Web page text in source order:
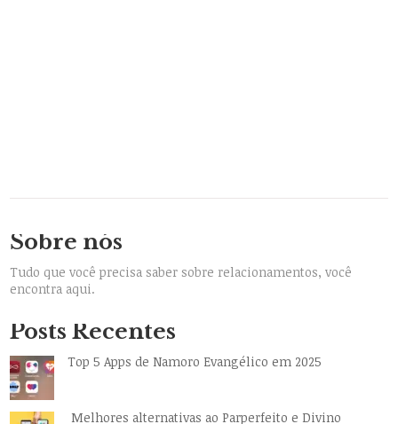
Sobre nós
Tudo que você precisa saber sobre relacionamentos, você
encontra aqui.
Posts Recentes
Top 5 Apps de Namoro Evangélico em 2025
Melhores alternativas ao Parperfeito e Divino